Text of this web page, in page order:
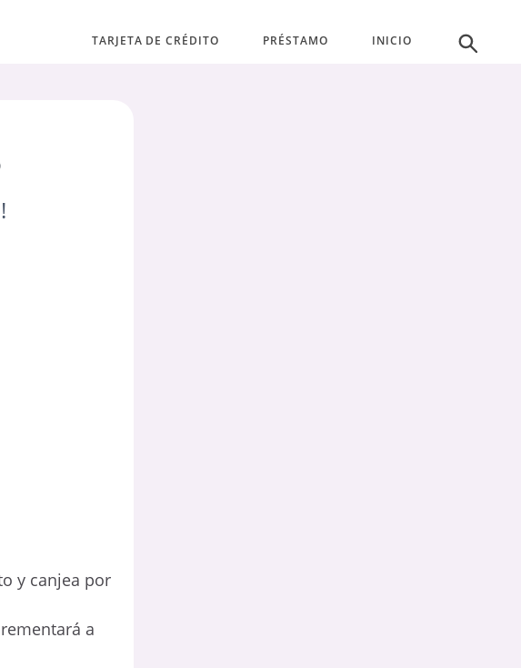
TARJETA DE CRÉDITO PRÉSTAMO INICIO
y canjea por
a